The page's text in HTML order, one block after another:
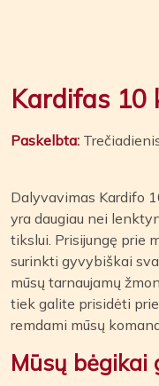
Kardifas 10
Paskelbta:
Dalyvavimas Kardifo
yra daugiau nei
tikslui. Prisijungę prie
surinkti gyvybiškai
mūsų tarnaujamų
tiek galite prisidėti
remdami mūsų
Mūsų bėgikai